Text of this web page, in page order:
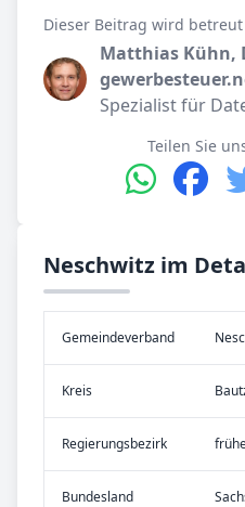
Dieser Beitrag wird betreut
Matthias Kühn,
Spezialist für
Teilen Sie
Neschwitz im
Gemeinde­verband
Kreis
Re­gier­ungs­bezirk
Bundes­land